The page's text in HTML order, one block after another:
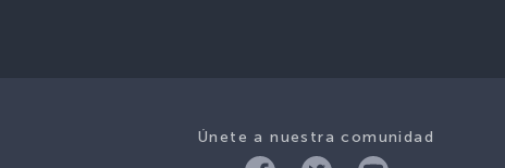
Únete a nuestra comunidad